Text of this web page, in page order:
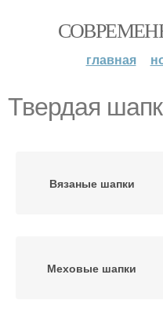
главная
Твердая
Вязаные шапки
Меховые шапки